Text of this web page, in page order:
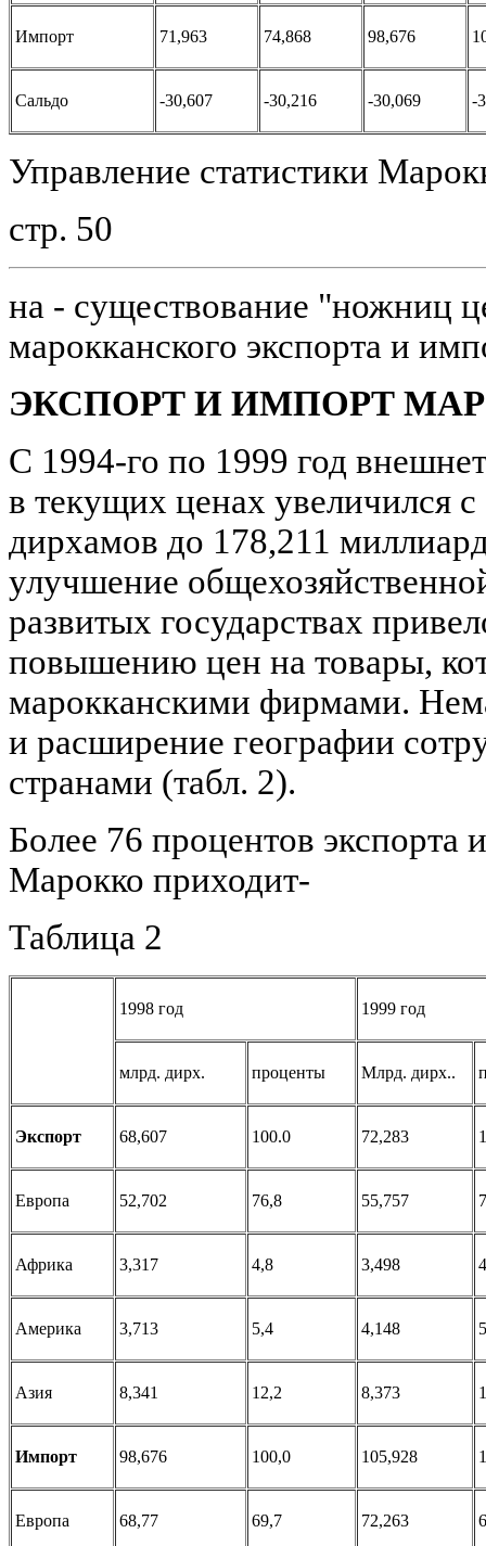
Импорт 71,963 74,868 98,676
Сальдо -30,607 -30,216 -30,069 -
Управление статистики
стр. 50
на - существование "ножниц
марокканского экспорта и
ЭКСПОРТ И ИМПОРТ
С 1994-го по 1999 год
в текущих ценах увеличился
дирхамов до 178,211
улучшение
развитых государствах
повышению цен на товары,
марокканскими фирмами.
и расширение географии
странами (табл. 2).
Более 76 процентов экспорта
Марокко приходит-
Таблица 2
1998 год 1999 год
млрд. дирх. проценты Млрд. дирх..
Экспорт 68,607 100.0 72,283
Европа 52,702 76,8 55,757
Африка 3,317 4,8 3,498
Америка 3,713 5,4 4,148
Азия 8,341 12,2 8,373
Импорт 98,676 100,0 105,928
Европа 68,77 69,7 72,263